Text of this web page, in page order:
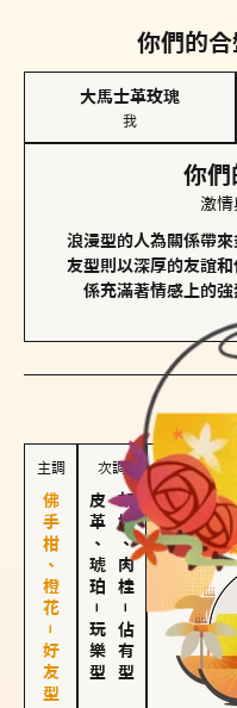
你們的
大馬士革玫瑰
我
你們
激情
浪漫型的人為關係帶
友型則以深厚的友誼
係充滿著情感上的強
對方的
主調
佛手柑、橙花－好友型
次調
皮革、琥珀
－
玩樂型
胡椒、肉桂
－
佔有型